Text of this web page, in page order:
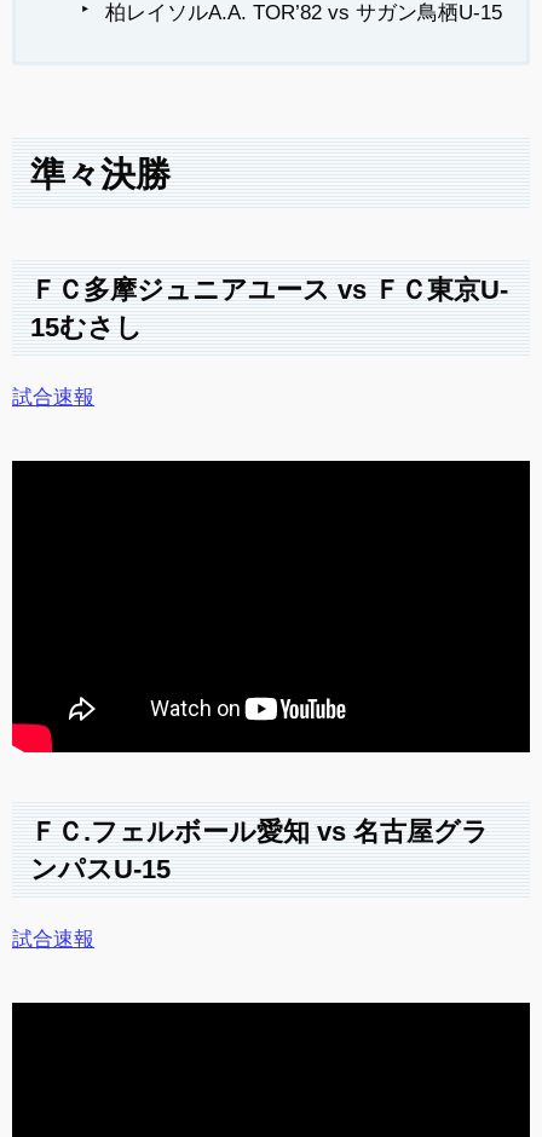
柏レイソルA.A. TOR’82 vs サガン鳥栖U-15
準々決勝
ＦＣ多摩ジュニアユース vs ＦＣ東京U-
15むさし
試合速報
ＦＣ.フェルボール愛知 vs 名古屋グラ
ンパスU-15
試合速報